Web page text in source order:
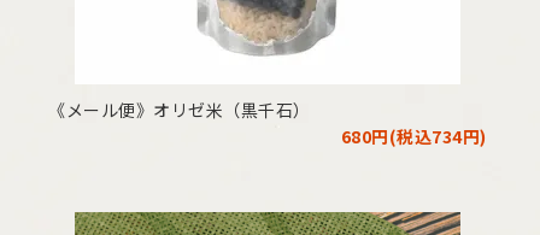
《メール便》オリゼ米（黒千石）
680円(税込734円)